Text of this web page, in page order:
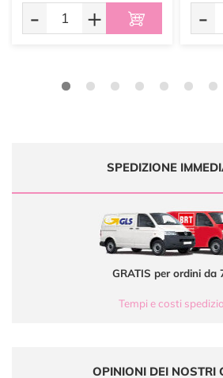
- + -
SPEDIZIONE
GRATIS per ordini da
Tempi e costi
OPINIONI DEI NOSTRI